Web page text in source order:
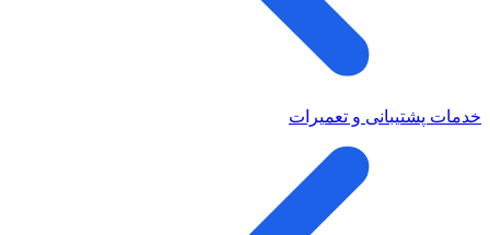
خدمات پشتیبانی و تعمیرات